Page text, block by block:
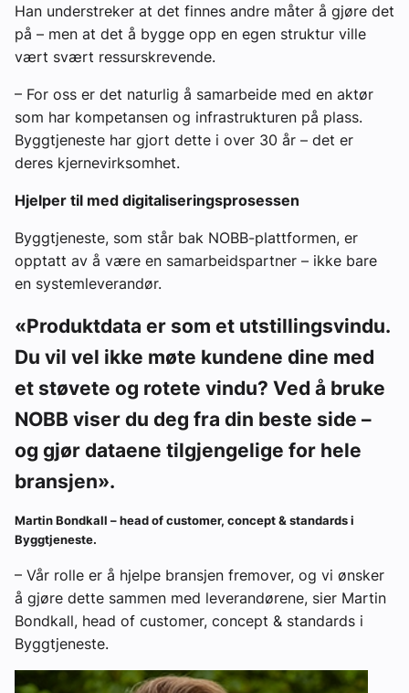
Han understreker at det finnes andre måter å gjøre det
på – men at det å bygge opp en egen struktur ville
vært svært ressurskrevende.
– For oss er det naturlig å samarbeide med en aktør
som har kompetansen og infrastrukturen på plass.
Byggtjeneste har gjort dette i over 30 år – det er
deres kjernevirksomhet.
Hjelper til med digitaliseringsprosessen
Byggtjeneste, som står bak NOBB-plattformen, er
opptatt av å være en samarbeidspartner – ikke bare
en systemleverandør.
«Produktdata er som et utstillingsvindu.
Du vil vel ikke møte kundene dine med
et støvete og rotete vindu? Ved å bruke
NOBB viser du deg fra din beste side –
og gjør dataene tilgjengelige for hele
bransjen».
Martin Bondkall – head of customer, concept & standards i
Byggtjeneste.
– Vår rolle er å hjelpe bransjen fremover, og vi ønsker
å gjøre dette sammen med leverandørene, sier Martin
Bondkall, head of customer, concept & standards i
Byggtjeneste.